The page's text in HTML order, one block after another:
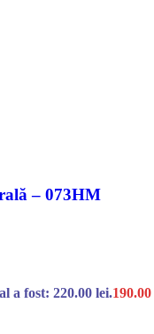
– 073HM
a fost: 220.00 lei.190.00